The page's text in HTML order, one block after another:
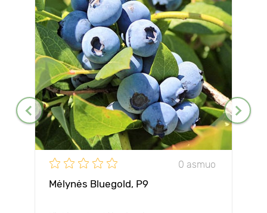
0 asmuo
Mėlynės Bluegold, P9